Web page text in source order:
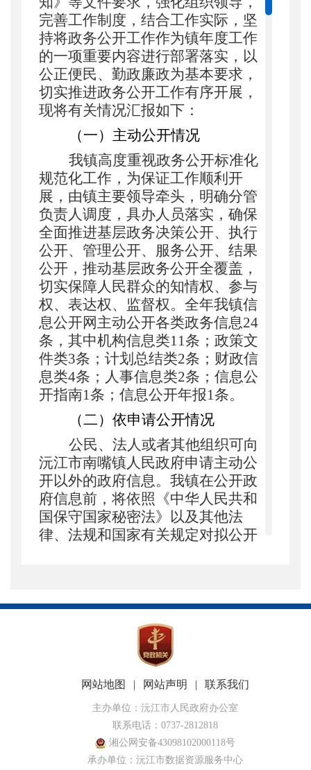
完善工作制度，结合工作实际，坚
持将政务公开工作作为镇年度工作
的一项重要内容进行部署落实，以
公正便民、勤政廉政为基本要求，
切实推进政务公开工作有序开展，
现将有关情况汇报如下：
（一）主动公开情况
我镇高度重视政务公开标准化
规范化工作，为保证工作顺利开
展，由镇主要领导牵头，明确分管
负责人调度，具办人员落实，确保
全面推进基层政务决策公开、执行
公开、管理公开、服务公开、结果
公开，推动基层政务公开全覆盖，
切实保障人民群众的知情权、参与
权、表达权、监督权。全年我镇信
息公开网主动公开各类政务信息24
条，其中机构信息类11条；政策文
件类3条；计划总结类2条；财政信
息类4条；人事信息类2条；信息公
开指南1条；信息公开年报1条。
（二）依申请公开情况
公民、法人或者其他组织可向
沅江市南嘴镇人民政府申请主动公
开以外的政府信息。我镇在公开政
府信息前，将依照《中华人民共和
国保守国家秘密法》以及其他法
律、法规和国家有关规定对拟公开
一是加强组织领导。明确政务
公开的内容、形式和制度，由镇主
要领导亲自抓，分管负责人具体
抓，具办人员落实。要求各部门协
调配合，及时提供相关信息，形
“一级抓一级，层层抓落实”的工
二是严格把关审查。对拟公开
网站地图 | 网站声明 | 联系我们
主办单位：沅江市人民政府办公室
联系电话：0737-2812818
湘公网安备43098102000118号
承办单位：沅江市数据资源服务中心